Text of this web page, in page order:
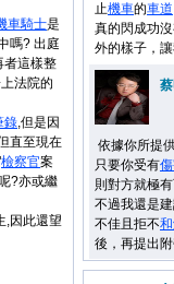
車騎士是
嗎? 出庭
者這樣整
法院的
錄,但是因
直至現在
檢察官案
?亦或繼
,因此還望
止機車的車道
真的閃成功
外的樣子，
依據你所提
只要你受有
則對方就極
不過我還是
不佳且拒不
後，再提出